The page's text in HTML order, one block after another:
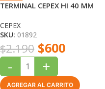
TERMINAL CEPEX HI 40 MM
CEPEX
SKU: 01892
$2.190 $600
- +
AGREGAR AL CARRITO